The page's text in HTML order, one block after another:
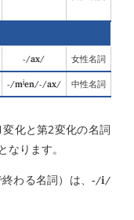
-/ax/ 女性名詞
-/mʲen/-/ax/ 中性名詞
化と第2変化の名詞
なります。
わる名詞）は、 -/i/